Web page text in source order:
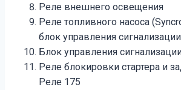
Реле внешнего освещения
Реле топливного насоса
блок управления
Блок управления
Реле блокировки стартера и
Реле 175